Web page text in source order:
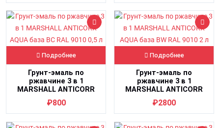
Подробнее
Грунт-эмаль по
ржавчине 3 в 1
MARSHALL ANTICORR
AQUA база BC RAL 9010
0,5 л
₽800
Подробнее
Грунт-эмаль по
ржавчине 3 в 1
MARSHALL ANTICORR
AQUA база BW RAL 9010 2
л
₽2800